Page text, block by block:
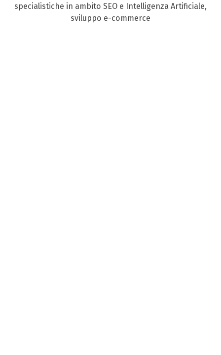
specialistiche in ambito SEO e Intelligenza Artificiale,
sviluppo e-commerce